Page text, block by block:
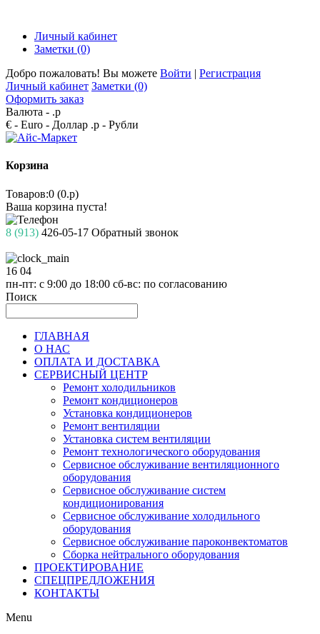
Личный кабинет
Заметки (0)
Добро пожаловать! Вы можете Войти | Регистрация
Личный кабинет Заметки (0)
Оформить заказ
Валюта - .р
€ - Euro - Доллар .р - Рубли
Корзина
Товаров:0 (0.р)
Ваша корзина пуста!
8 (913) 426-05-17 Обратный звонок
16 04
пн-пт: с 9:00 до 18:00 сб-вс: по согласованию
Поиск
ГЛАВНАЯ
О НАС
ОПЛАТА И ДОСТАВКА
СЕРВИСНЫЙ ЦЕНТР
Ремонт холодильников
Ремонт кондиционеров
Установка кондиционеров
Ремонт вентиляции
Установка систем вентиляции
Ремонт технологического оборудования
Cервисное обслуживание вентиляционного
оборудования
Cервисное обслуживание систем
кондиционирования
Cервисное обслуживание холодильного
оборудования
Сервисное обслуживание пароконвектоматов
Сборка нейтрального оборудования
ПРОЕКТИРОВАНИЕ
СПЕЦПРЕДЛОЖЕНИЯ
КОНТАКТЫ
Menu